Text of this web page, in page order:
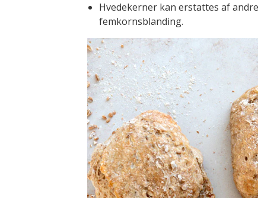
Hvedekerner kan erstattes af
femkornsblanding.